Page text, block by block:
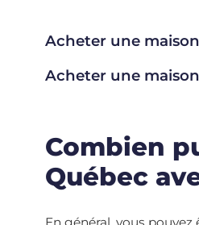
Acheter une
Acheter une
Combien
Québec